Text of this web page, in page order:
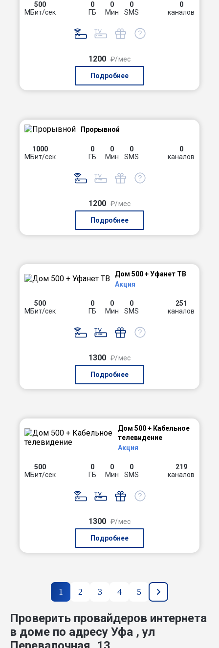
500
МБит/сек
0
ГБ
0
Мин
0
SMS
0
каналов
1200 ₽/мес
Подробнее
Прорывной
1000
МБит/сек
0
ГБ
0
Мин
0
SMS
0
каналов
1200 ₽/мес
Подробнее
Дом 500 + Уфанет ТВ
Акция
500
МБит/сек
0
ГБ
0
Мин
0
SMS
251
каналов
1300 ₽/мес
Подробнее
Дом 500 + Кабельное
телевидение
Акция
500
МБит/сек
0
ГБ
0
Мин
0
SMS
219
каналов
1300 ₽/мес
Подробнее
1 2 3 4 5
Проверить провайдеров интернета
в доме по адресу Уфа , ул